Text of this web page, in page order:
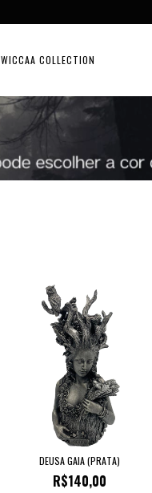
WICCAA COLLECTION
DEUSA GAIA (PRATA)
R$140,00